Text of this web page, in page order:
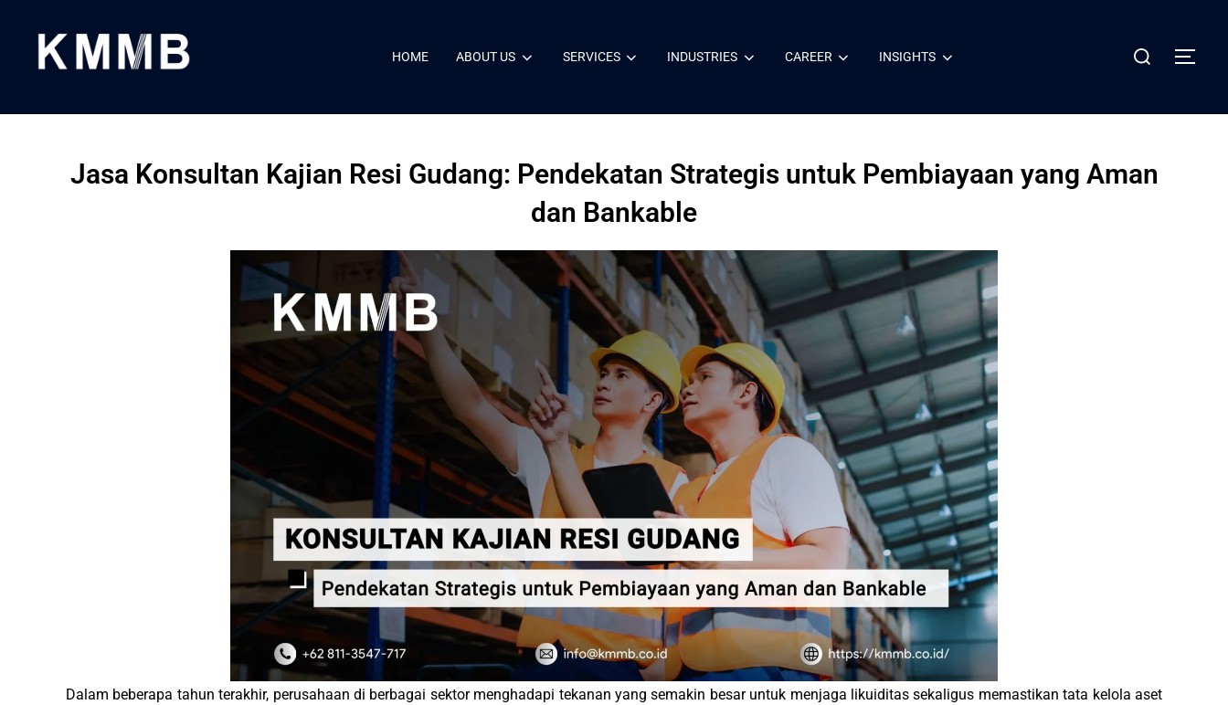
HOME ABOUT US SERVICES INDUSTRIES CAREER INSIGHTS
Jasa Konsultan Kajian Resi Gudang: Pendekatan Strategis untuk Pembiayaan yang Aman
dan Bankable
Dalam beberapa tahun terakhir, perusahaan di berbagai sektor menghadapi tekanan yang semakin besar untuk menjaga likuiditas sekaligus memastikan tata kelola aset